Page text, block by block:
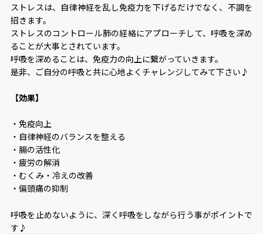
ストレスは、自律神経を乱し免疫力を下げるだけでなく、不調を
招きます。
ストレスのコントロール肺の経絡にアプローチして、呼吸を深め
ることが大事とされています。
呼吸を深めることは、免疫力の向上に繋がっていきます。
是非、ご自分の呼吸と共に心地よくチャレンジしてみて下さい♪
【効果】
・免疫向上
・自律神経のバランスを整える
・腸の活性化
・疲労の解消
・むくみ・冷えの改善
・偏頭痛の抑制
呼吸を止めないように、深く呼吸をしながら行う事がポイントで
す♪